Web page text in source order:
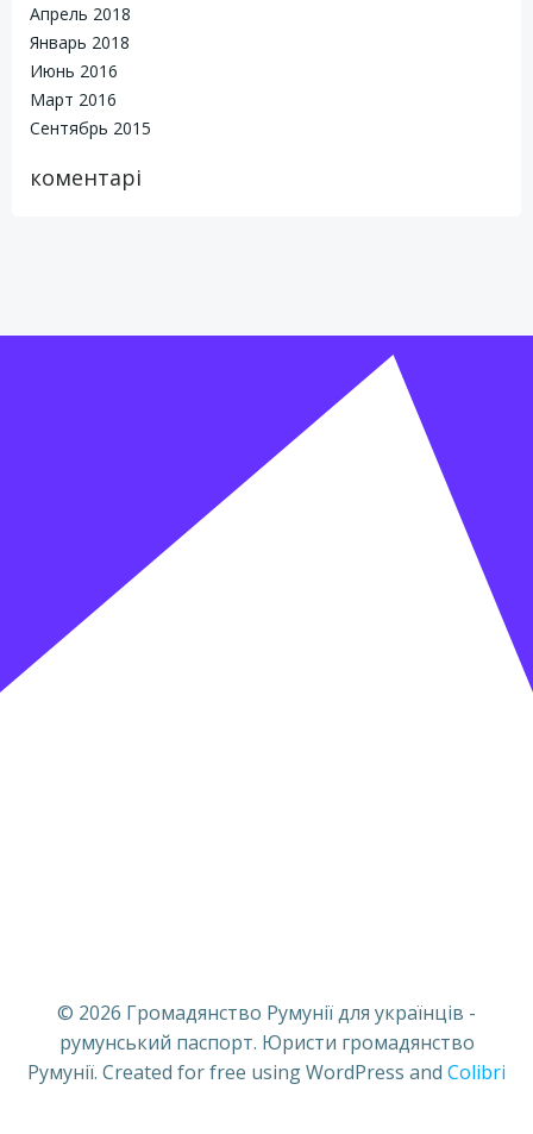
Апрель 2018
Январь 2018
Июнь 2016
Март 2016
Сентябрь 2015
коментарі
© 2026 Громадянство Румунії для українців -
румунський паспорт. Юристи громадянство
Румунії. Created for free using WordPress and Colibri